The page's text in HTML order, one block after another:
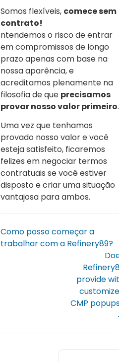
Somos flexíveis, comece sem
contrato!
ntendemos o risco de entrar
em compromissos de longo
prazo apenas com base na
nossa aparência, e
acreditamos plenamente na
filosofia de que precisamos
provar nosso valor primeiro.
Uma vez que tenhamos
provado nosso valor e você
esteja satisfeito, ficaremos
felizes em negociar termos
contratuais se você estiver
disposto e criar uma situação
vantajosa para ambos.
Como posso começar a
trabalhar com a Refinery89?
provide
CMP